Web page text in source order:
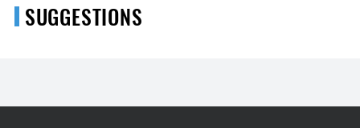
SUGGESTIONS